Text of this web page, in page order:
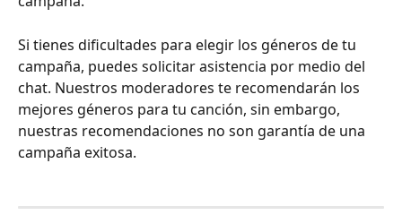
Si tienes dificultades para elegir los géneros de tu
campaña, puedes solicitar asistencia por medio del
chat. Nuestros moderadores te recomendarán los
mejores géneros para tu canción, sin embargo,
nuestras recomendaciones no son garantía de una
campaña exitosa.